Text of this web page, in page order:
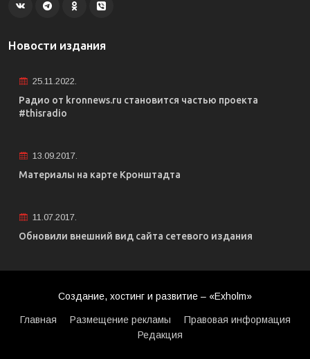
Новости издания
25.11.2022.
Радио от kronnews.ru становится частью проекта
#thisradio
13.09.2017.
Материалы на карте Кронштадта
11.07.2017.
Обновили внешний вид сайта сетевого издания
Создание, хостинг и развитие – «Exholm»
Главная Размещение рекламы
Правовая информация
Редакция